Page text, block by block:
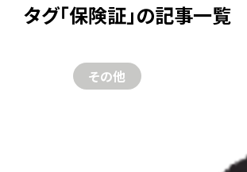
タグ「保険証」の記事一覧
その他